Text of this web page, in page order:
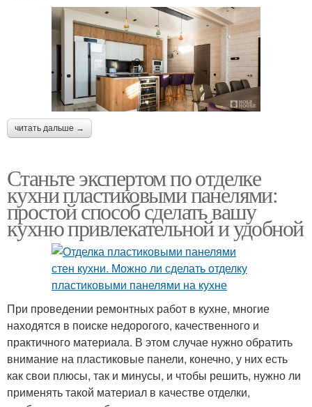
читать дальше →
Станьте экспертом по отделке
кухни пластиковыми панелями:
простой способ сделать вашу
кухню привлекательной и удобной
При проведении ремонтных работ в кухне, многие
находятся в поиске недорогого, качественного и
практичного материала. В этом случае нужно обратить
внимание на пластиковые панели, конечно, у них есть
как свои плюсы, так и минусы, и чтобы решить, нужно ли
применять такой материал в качестве отделки,